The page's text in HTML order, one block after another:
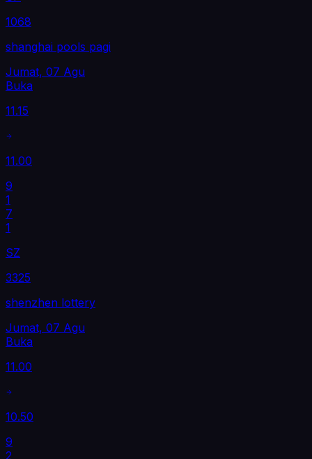
1068
shanghai pools pagi
Jumat, 07 Agu
Buka
11.15
11.00
9
1
7
1
SZ
3325
shenzhen lottery
Jumat, 07 Agu
Buka
11.00
10.50
9
2